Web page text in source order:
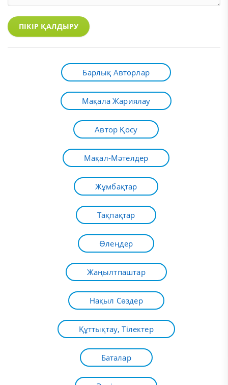
ПІКІР ҚАЛДЫРУ
Барлық Авторлар
Мақала Жариялау
Автор Қосу
Мақал-Мәтелдер
Жұмбақтар
Тақпақтар
Өлеңдер
Жаңылтпаштар
Нақыл Сөздер
Құттықтау, Тілектер
Баталар